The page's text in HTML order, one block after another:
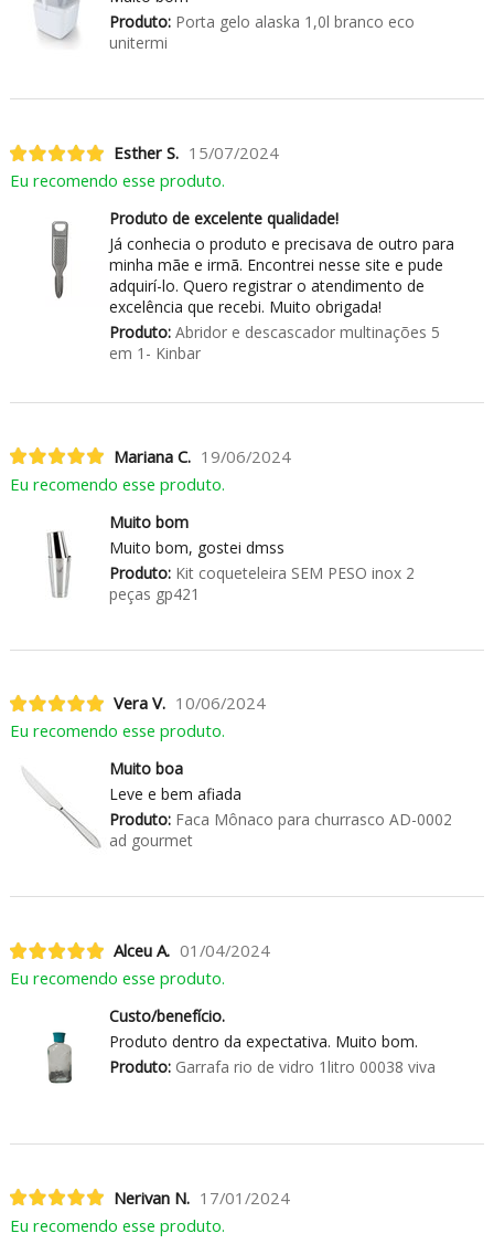
Produto:Porta gelo alaska 1,0l branco eco
unitermi
Esther S. 15/07/2024
Eu recomendo esse produto.
Produto de excelente qualidade!
Já conhecia o produto e precisava de outro para
minha mãe e irmã. Encontrei nesse site e pude
adquirí-lo. Quero registrar o atendimento de
excelência que recebi. Muito obrigada!
Produto:Abridor e descascador multinações 5
em 1- Kinbar
Mariana C. 19/06/2024
Eu recomendo esse produto.
Muito bom
Muito bom, gostei dmss
Produto:Kit coqueteleira SEM PESO inox 2
peças gp421
Vera V. 10/06/2024
Eu recomendo esse produto.
Muito boa
Leve e bem afiada
Produto:Faca Mônaco para churrasco AD-0002
ad gourmet
Alceu A. 01/04/2024
Eu recomendo esse produto.
Custo/benefício.
Produto dentro da expectativa. Muito bom.
Produto:Garrafa rio de vidro 1litro 00038 viva
Nerivan N. 17/01/2024
Eu recomendo esse produto.